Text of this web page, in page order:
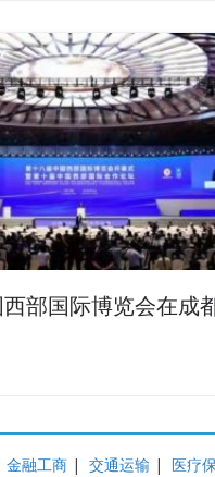
部国际博览会在成
金融工商 | 交通运输 | 医疗